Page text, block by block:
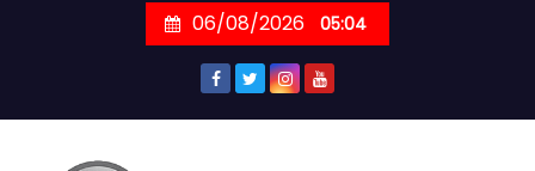
06/08/2026 05:04